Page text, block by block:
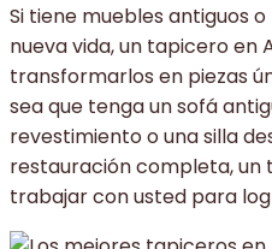
Si tiene muebles antiguos
nueva vida, un tapicero en
transformarlos en piezas
sea que tenga un sofá
revestimiento o una silla
restauración completa, un
trabajar con usted para